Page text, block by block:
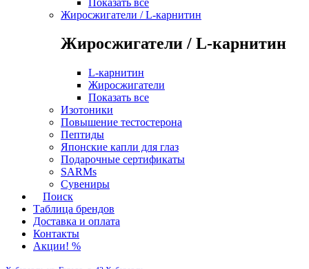
Жиросжигатели / L-карнитин
Жиросжигатели / L-карнитин
L-карнитин
Жиросжигатели
Показать все
Изотоники
Повышение тестостерона
Пептиды
Японские капли для глаз
Подарочные сертификаты
SARMs
Сувениры
Поиск
Таблица брендов
Доставка и оплата
Контакты
Акции! %